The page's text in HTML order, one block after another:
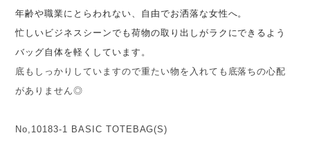
年齢や職業にとらわれない、自由でお洒落な女性へ。
忙しいビジネスシーンでも荷物の取り出しがラクにできるよう
バッグ自体を軽くしています。
底もしっかりしていますので重たい物を入れても底落ちの心配
がありません◎
No,10183-1 BASIC TOTEBAG(S)